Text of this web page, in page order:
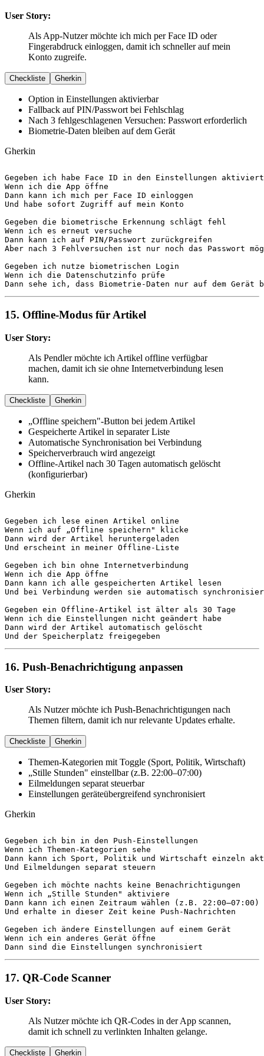
User Story:
Als App-Nutzer möchte ich mich per Face ID oder
Fingerabdruck einloggen, damit ich schneller auf mein
Konto zugreife.
Checkliste Gherkin
Option in Einstellungen aktivierbar
Fallback auf PIN/Passwort bei Fehlschlag
Nach 3 fehlgeschlagenen Versuchen: Passwort erforderlich
Biometrie-Daten bleiben auf dem Gerät
Gherkin
Gegeben
Wenn
Dann
Und
habe sofort Zugriff auf mein Konto
Gegeben
Wenn
Dann
Aber nach 3 Fehlversuchen ist nur noch das Passwort
Gegeben
Wenn
Dann sehe ich, dass Biometrie-Daten nur auf dem Gerät
15. Offline-Modus für Artikel
User Story:
Als Pendler möchte ich Artikel offline verfügbar
machen, damit ich sie ohne Internetverbindung lesen
kann.
Checkliste Gherkin
„Offline speichern"-Button bei jedem Artikel
Gespeicherte Artikel in separater Liste
Automatische Synchronisation bei Verbindung
Speicherverbrauch wird angezeigt
Offline-Artikel nach 30 Tagen automatisch gelöscht
(konfigurierbar)
Gherkin
Gegeben
Wenn
Dann
Und
erscheint in meiner Offline-Liste
Gegeben
Wenn
Dann
Und
bei Verbindung werden sie automatisch
Gegeben
Wenn
Dann
Und
der Speicherplatz freigegeben
16. Push-Benachrichtigung anpassen
User Story:
Als Nutzer möchte ich Push-Benachrichtigungen nach
Themen filtern, damit ich nur relevante Updates erhalte.
Checkliste Gherkin
Themen-Kategorien mit Toggle (Sport, Politik, Wirtschaft)
„Stille Stunden" einstellbar (z.B. 22:00–07:00)
Eilmeldungen separat steuerbar
Einstellungen geräteübergreifend synchronisiert
Gherkin
Gegeben
Wenn
Dann
Und
Eilmeldungen separat steuern
Gegeben
Wenn
Dann
Und
erhalte in dieser Zeit keine Push-Nachrichten
Gegeben
Wenn
Dann sind die Einstellungen synchronisiert
17. QR-Code Scanner
User Story:
Als Nutzer möchte ich QR-Codes in der App scannen,
damit ich schnell zu verlinkten Inhalten gelange.
Checkliste Gherkin